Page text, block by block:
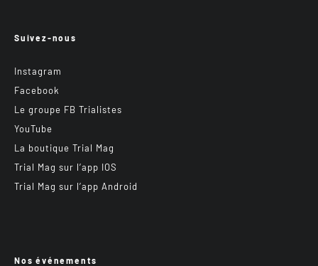
Suivez-nous
Instagram
Facebook
Le groupe FB Trialistes
YouTube
La boutique Trial Mag
Trial Mag sur l’app IOS
Trial Mag sur l’app Android
Nos événements